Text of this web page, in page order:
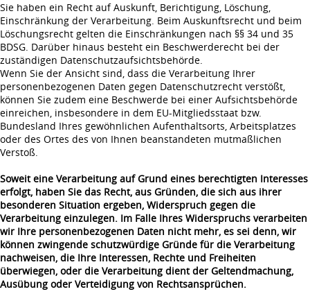
Sie haben ein Recht auf Auskunft, Berichtigung, Löschung,
Einschränkung der Verarbeitung. Beim Auskunftsrecht und beim
Löschungsrecht gelten die Einschränkungen nach §§ 34 und 35
BDSG. Darüber hinaus besteht ein Beschwerderecht bei der
zuständigen Datenschutzaufsichtsbehörde.
Wenn Sie der Ansicht sind, dass die Verarbeitung Ihrer
personenbezogenen Daten gegen Datenschutzrecht verstößt,
können Sie zudem eine Beschwerde bei einer Aufsichtsbehörde
einreichen, insbesondere in dem EU-Mitgliedsstaat bzw.
Bundesland Ihres gewöhnlichen Aufenthaltsorts, Arbeitsplatzes
oder des Ortes des von Ihnen beanstandeten mutmaßlichen
Verstoß.
Soweit eine Verarbeitung auf Grund eines berechtigten Interesses
erfolgt, haben Sie das Recht, aus Gründen, die sich aus ihrer
besonderen Situation ergeben, Widerspruch gegen die
Verarbeitung einzulegen. Im Falle Ihres Widerspruchs verarbeiten
wir Ihre personenbezogenen Daten nicht mehr, es sei denn, wir
können zwingende schutzwürdige Gründe für die Verarbeitung
nachweisen, die Ihre Interessen, Rechte und Freiheiten
überwiegen, oder die Verarbeitung dient der Geltendmachung,
Ausübung oder Verteidigung von Rechtsansprüchen.